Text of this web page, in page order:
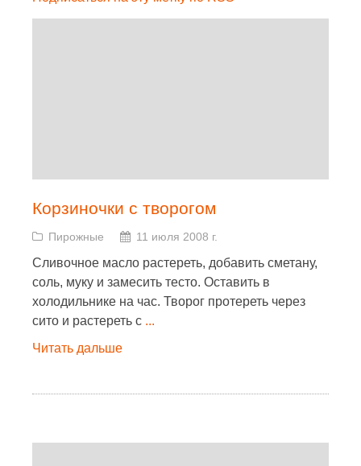
Корзиночки с творогом
Пирожные 11 июля 2008 г.
Сливочное масло растереть, добавить сметану,
соль, муку и замесить тесто. Оставить в
холодильнике на час. Творог протереть через
сито и растереть с ...
Читать дальше